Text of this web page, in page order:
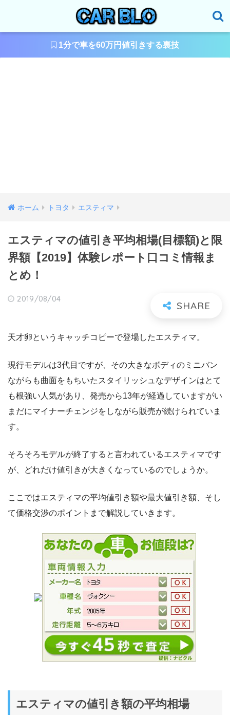
1分で車を60万円値引きする裏技
ホーム トヨタ エスティマ
エスティマの値引き平均相場(目標額)と限
界額【2019】体験レポート口コミ情報ま
とめ！
2019/08/04
天才卵というキャッチコピーで登場したエスティマ。
現行モデルは3代目ですが、その大きなボディのミニバン
ながらも曲面をもちいたスタイリッシュなデザインはとて
も根強い人気があり、発売から13年が経過していますがい
まだにマイナーチェンジをしながら販売が続けられていま
す。
そろそろモデルが終了すると言われているエスティマです
が、どれだけ値引きが大きくなっているのでしょうか。
ここではエスティマの平均値引き額や最大値引き額、そし
て価格交渉のポイントまで解説していきます。
エスティマの値引き額の平均相場